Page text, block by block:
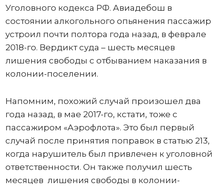
Уголовного кодекса РФ. Авиадебош в
состоянии алкогольного опьянения пассажир
устроил почти полтора года назад, в феврале
2018-го. Вердикт суда – шесть месяцев
лишения свободы с отбыванием наказания в
колонии-поселении.
Напомним, похожий случай произошел два
года назад, в мае 2017-го, кстати, тоже с
пассажиром «Аэрофлота». Это был первый
случай после принятия поправок в статью 213,
когда нарушитель был привлечен к уголовной
ответственности. Он также получил шесть
месяцев лишения свободы в колонии-